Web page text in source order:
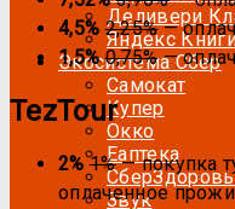
Деливери
Яндекс
Экосистема Сбер
Самокат
Купер
Окко
Еаптека
Звук
4,5% 2,25%—
1,5% 0,75%—
TezTour
2% 1%— покупка
оплаченное